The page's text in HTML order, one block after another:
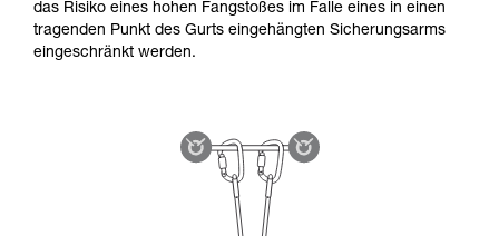
das Risiko eines hohen Fangstoßes im Falle eines in einen
tragenden Punkt des Gurts eingehängten Sicherungsarms
eingeschränkt werden.